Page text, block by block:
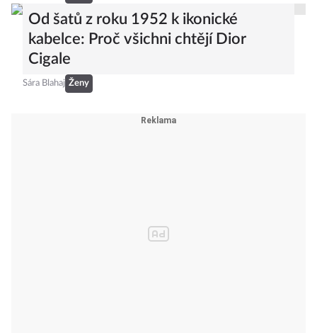
Od šatů z roku 1952 k ikonické
kabelce: Proč všichni chtějí Dior
Cigale
Sára Blahaj Ženy